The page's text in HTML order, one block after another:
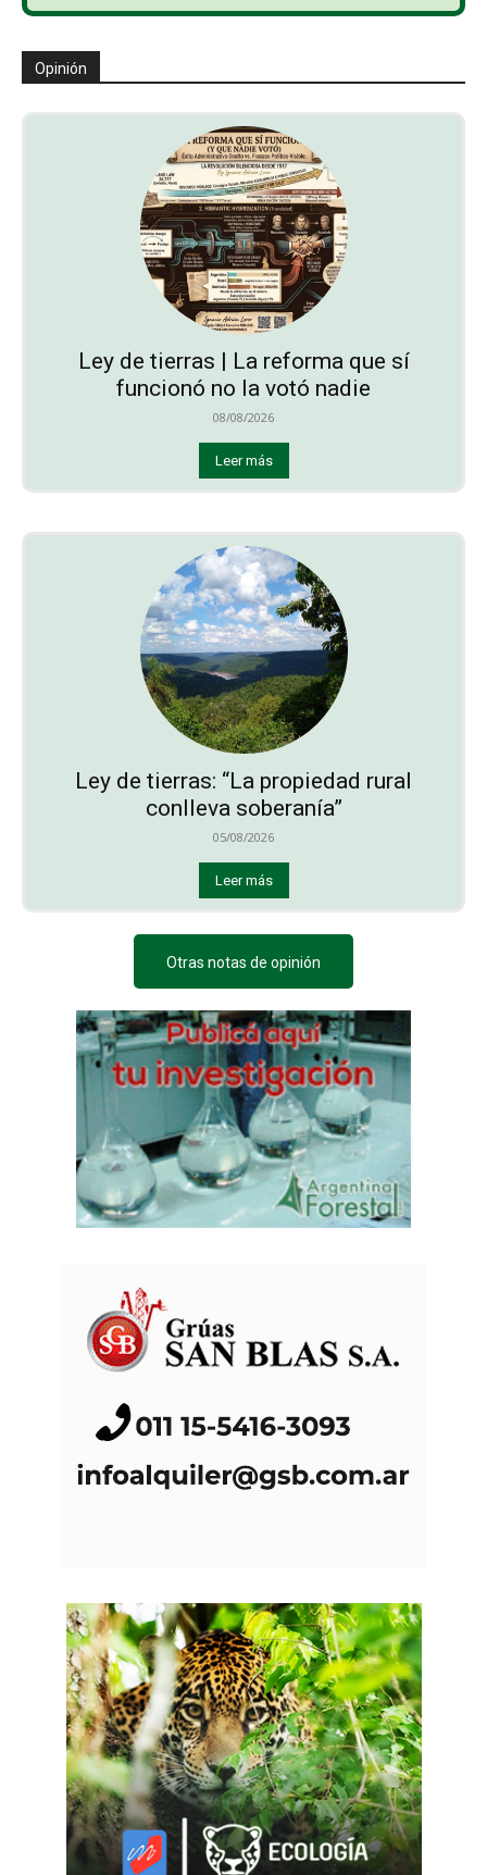
Opinión
Ley de tierras | La reforma que sí
funcionó no la votó nadie
08/08/2026
Leer más
Ley de tierras: “La propiedad rural
conlleva soberanía”
05/08/2026
Leer más
Otras notas de opinión